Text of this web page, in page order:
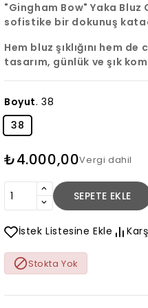
Kadın
₺3.000,00
Kollu
Kadın
1 Stokta
ArrayEtek
"Gingham Bow" Yaka
sofistike bir dokunuş
Hem bluz şıklığını hem
tasarım, günlük ve şık
Boyut.38
38
₺4.000,00Vergi dahil
SEPETE EKLE
İstek Listesine Ekle
Stokta Yok